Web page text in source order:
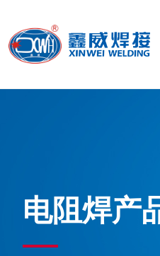
电阻焊产